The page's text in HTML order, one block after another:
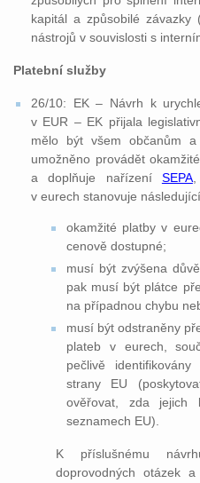
kapitál a způsobilé závazky
nástrojů v souvislosti s
Platební služby
26/10: EK – Návrh k
v EUR – EK přijala
mělo být všem občanům
umožněno provádět
a doplňuje nařízení SEPA,
v eurech stanovuje
okamžité platby v
cenově dostupné;
musí být zvýšena
pak musí být plátce
na případnou chybu
musí být odstraněny
plateb v eurech,
pečlivě
strany EU
ověřovat, zda jejich
seznamech EU).
K příslušnému
doprovodných otázek